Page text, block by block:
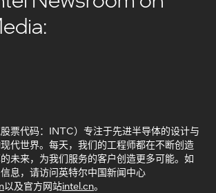
票代码：INTC）专注于先进半导体的设计与
代世界。每天，我们的工程师都在不断创造
未来，为我们服务的客户创造更多可能。如
息，请访问英特尔中国新闻中心
以及官方网站intel.cn。